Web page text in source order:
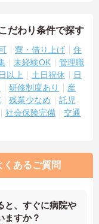
だわり条件で探す
寮・借り上げ
住
未経験OK
管理職
以上 土日祝休
日
研修制度あり
産
残業少なめ
託児
社会保険完備
交通
あるご質問
と、すぐに病院や
ますか？